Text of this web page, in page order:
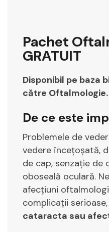
Pachet
GRATUIT
Disponibil pe baza
către Oftalmologie.
De ce este
Problemele de
vedere încețoșată,
de cap, senzație de
oboseală oculară.
afecțiuni
complicații
cataracta sau